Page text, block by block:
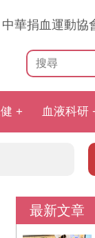
中華捐血運動協
血液科研
最新文章